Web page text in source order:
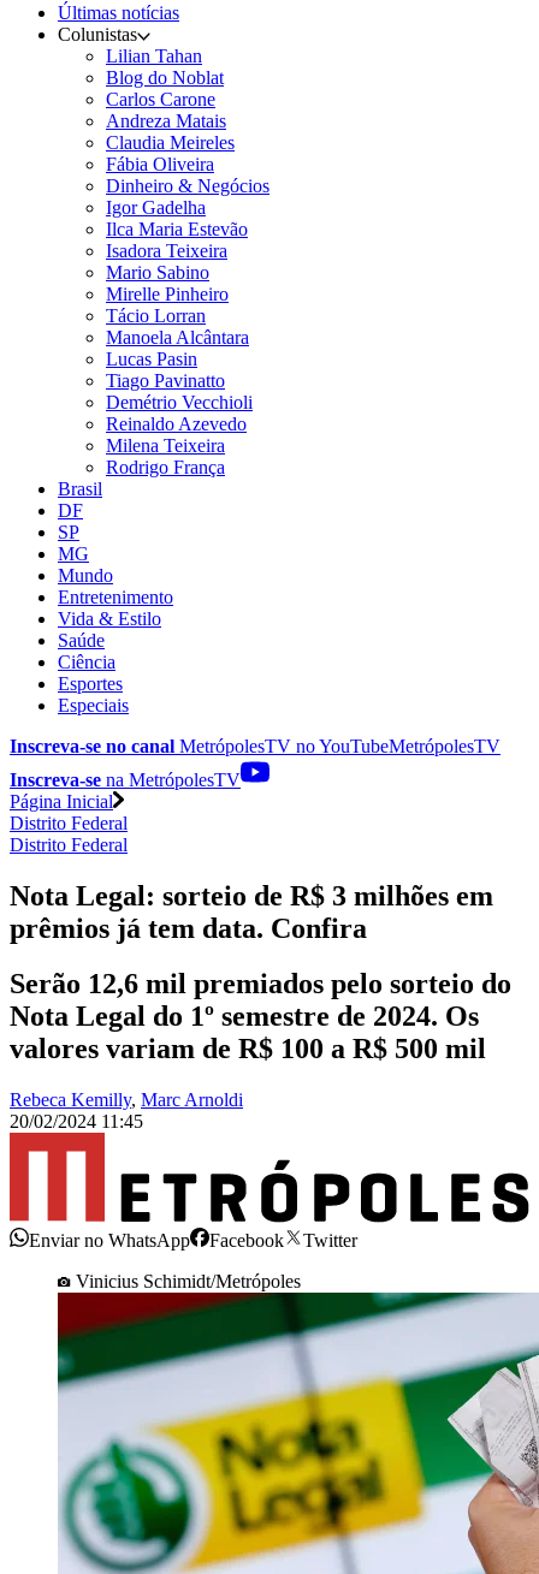
Últimas notícias
Colunistas
Lilian Tahan
Blog do Noblat
Carlos Carone
Andreza Matais
Claudia Meireles
Fábia Oliveira
Dinheiro & Negócios
Igor Gadelha
Ilca Maria Estevão
Isadora Teixeira
Mario Sabino
Mirelle Pinheiro
Tácio Lorran
Manoela Alcântara
Lucas Pasin
Tiago Pavinatto
Demétrio Vecchioli
Reinaldo Azevedo
Milena Teixeira
Rodrigo França
Brasil
DF
SP
MG
Mundo
Entretenimento
Vida & Estilo
Saúde
Ciência
Esportes
Especiais
Inscreva-se no canal MetrópolesTV noYouTubeMetrópolesTV
Inscreva-se na MetrópolesTV
Página Inicial
Distrito Federal
Distrito Federal
Nota Legal: sorteio de R$ 3 milhões em
prêmios já tem data. Confira
Serão 12,6 mil premiados pelo sorteio do
Nota Legal do 1º semestre de 2024. Os
valores variam de R$ 100 a R$ 500 mil
Rebeca Kemilly, Marc Arnoldi
20/02/2024 11:45
Enviar no WhatsApp Facebook
Twitter
Vinicius Schimidt/Metrópoles